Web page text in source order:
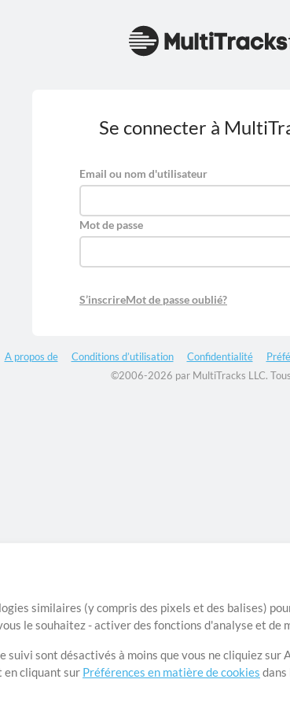
similaires (y compris des pixels et des balises)
le souhaitez - activer des fonctions d'analyse et
suivi sont désactivés à moins que vous ne cliquiez
en cliquant sur Préférences en matière de cookies dans
Se connecter à
Email ou nom d'utilisateur
Mot de passe
S’inscrireMot de passe oublié?
A propos de Conditions d’utilisation Confidentialité
©2006-2026 par MultiTracks LLC.